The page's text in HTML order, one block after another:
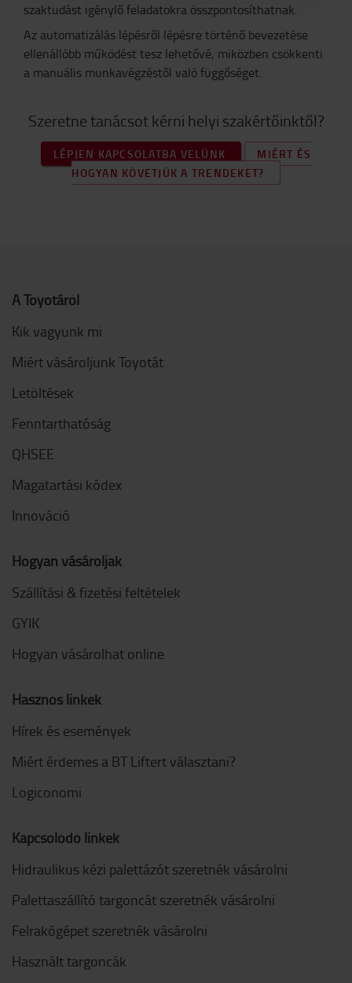
szaktudást igénylő feladatokra összpontosíthatnak.
Az automatizálás lépésről lépésre történő bevezetése
ellenállóbb működést tesz lehetővé, miközben csökkenti
a manuális munkavégzéstől való függőséget.
Szeretne tanácsot kérni helyi szakértőinktől?
LÉPJEN KAPCSOLATBA VELÜNK
MIÉRT ÉS
HOGYAN KÖVETJÜK A TRENDEKET?
A Toyotáról
Kik vagyunk mi
Miért vásároljunk Toyotát
Letöltések
Fenntarthatóság
QHSEE
Magatartási kódex
Innováció
Hogyan vásároljak
Szállítási & fizetési feltételek
GYIK
Hogyan vásárolhat online
Hasznos linkek
Hírek és események
Miért érdemes a BT Liftert választani?
Logiconomi
Kapcsolódó linkek
Hidraulikus kézi palettázót szeretnék vásárolni
Palettaszállító targoncát szeretnék vásárolni
Felrakógépet szeretnék vásárolni
Használt targoncák